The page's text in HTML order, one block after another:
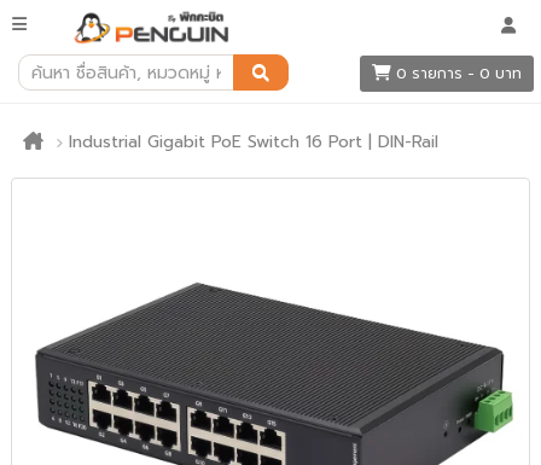
0 รายการ - 0 บาท
Industrial Gigabit PoE Switch 16 Port | DIN-Rail